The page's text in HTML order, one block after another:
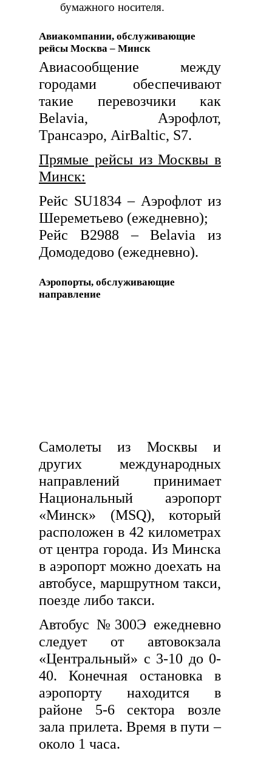
бумажного носителя.
Авиакомпании, обслуживающие
рейсы Москва – Минск
Авиасообщение между
городами обеспечивают
такие перевозчики как
Belavia, Аэрофлот,
Трансаэро, AirBaltic, S7.
Прямые рейсы из Москвы в
Минск:
Рейс SU1834 – Аэрофлот из
Шереметьево (ежедневно);
Рейс B2988 – Belavia из
Домодедово (ежедневно).
Аэропорты, обслуживающие
направление
Самолеты из Москвы и
других международных
направлений принимает
Национальный аэропорт
«Минск» (MSQ), который
расположен в 42 километрах
от центра города. Из Минска
в аэропорт можно доехать на
автобусе, маршрутном такси,
поезде либо такси.
Автобус №300Э ежедневно
следует от автовокзала
«Центральный» с 3-10 до 0-
40. Конечная остановка в
аэропорту находится в
районе 5-6 сектора возле
зала прилета. Время в пути –
около 1 часа.